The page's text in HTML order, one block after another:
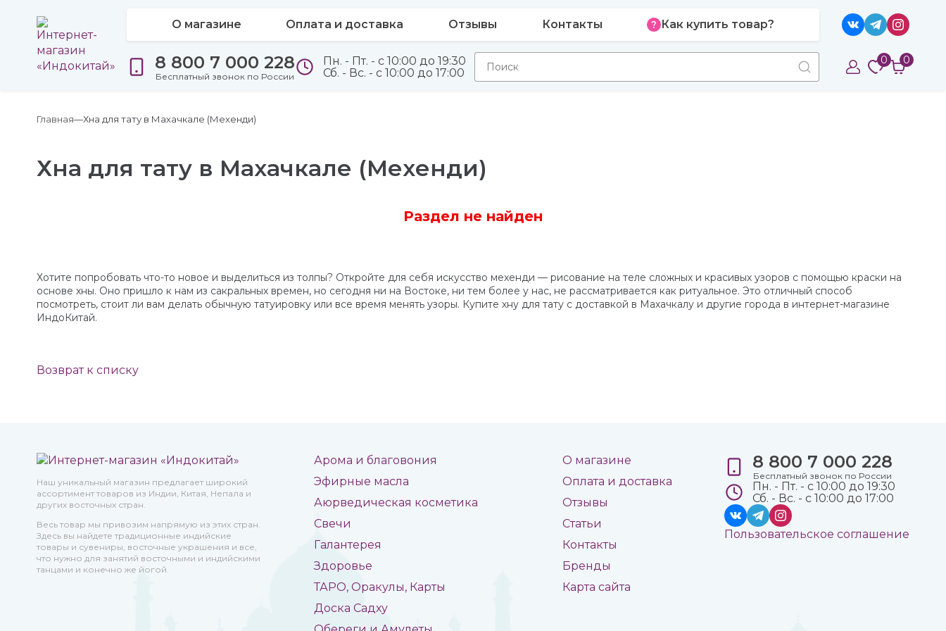
О магазине Оплата и доставка Отзывы Контакты Как купить товар?
8 800 7 000 228
Бесплатный звонок по России
Пн. - Пт. - с 10:00 до 19:30
Сб. - Вс. - с 10:00 до 17:00
0 0
Главная Хна для тату в Махачкале (Мехенди)
Хна для тату в Махачкале (Мехенди)
Раздел не найден
Хотите попробовать что-то новое и выделиться из толпы? Откройте для себя искусство мехенди — рисование на теле сложных и красивых узоров с помощью краски на
основе хны. Оно пришло к нам из сакральных времен, но сегодня ни на Востоке, ни тем более у нас, не рассматривается как ритуальное. Это отличный способ
посмотреть, стоит ли вам делать обычную татуировку или все время менять узоры. Купите хну для тату с доставкой в Махачкалу и другие города в интернет-магазине
ИндоКитай.
Возврат к списку
Наш уникальный магазин предлагает широкий
ассортимент товаров из Индии, Китая, Непала и
других восточных стран.
Весь товар мы привозим напрямую из этих стран.
Здесь вы найдете традиционные индийские
товары и сувениры, восточные украшения и все,
что нужно для занятий восточными и индийскими
танцами и конечно же йогой.
Арома и благовония
Эфирные масла
Аюрведическая косметика
Свечи
Галантерея
Здоровье
ТАРО, Оракулы, Карты
Доска Садху
О магазине
Оплата и доставка
Отзывы
Статьи
Контакты
Бренды
Карта сайта
8 800 7 000 228
Бесплатный звонок по России
Пн. - Пт. - с 10:00 до 19:30
Сб. - Вс. - с 10:00 до 17:00
Пользовательское соглашение